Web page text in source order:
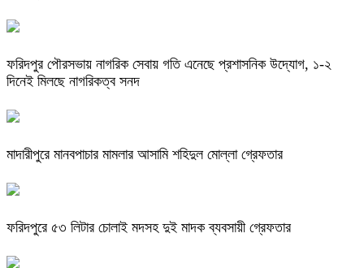
ফরিদপুর পৌরসভায় নাগরিক সেবায় গতি এনেছে প্রশাসনিক উদ্যোগ, ১-২
দিনেই মিলছে নাগরিকত্ব সনদ
মাদারীপুরে মানবপাচার মামলার আসামি শহিদুল মোল্লা গ্রেফতার
ফরিদপুরে ৫৩ লিটার চোলাই মদসহ দুই মাদক ব্যবসায়ী গ্রেফতার